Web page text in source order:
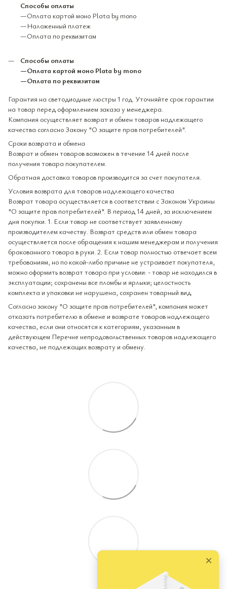
Способы оплаты
—Оплата картой моно Plata by mono
—Наложенный платеж
—Оплата по реквизитам
Способы оплаты
—Оплата картой моно Plata by mono
—Оплата по реквизитам
Гарантия на светодиодные люстры 1 год. Уточняйте срок гарантии
на товар перед оформлением заказа у менеджера.
Компания осуществляет возврат и обмен товаров надлежащего
качества согласно Закону "О защите прав потребителей".
Сроки возврата и обмена
Возврат и обмен товаров возможен в течение 14 дней после
получения товара покупателем.
Обратная доставка товаров производится за счет покупателя.
Условия возврата для товаров надлежащего качества
Возврат товара осуществляется в соответствии с Законом Украины
"О защите прав потребителей". В период 14 дней, за исключением
дня покупки. 1. Если товар не соответствует заявленному
производителем качеству. Возврат средств или обмен товара
осуществляется после обращения к нашим менеджерам и получения
бракованного товара в руки. 2. Если товар полностью отвечает всем
требованиям, но по какой-либо причине не устраивает покупателя,
можно оформить возврат товара при условии: - товар не находился в
эксплуатации; сохранены все пломбы и ярлыки; целостность
комплекта и упаковки не нарушена, сохранен товарный вид.
Согласно закону "О защите прав потребителей", компания может
отказать потребителю в обмене и возврате товаров надлежащего
качества, если они относятся к категориям, указанным в
действующем Перечне непродовольственных товаров надлежащего
качества, не подлежащих возврату и обмену.